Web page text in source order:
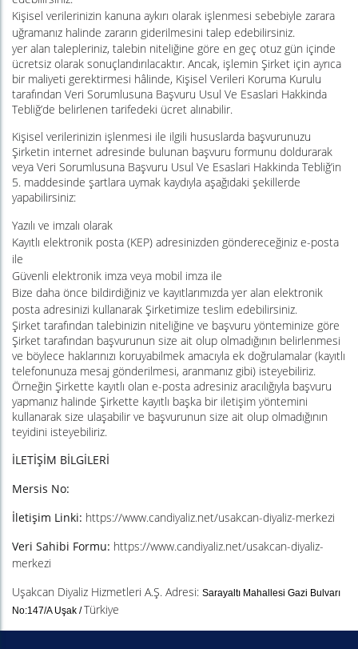
Kişisel verilerinizin kanuna aykırı olarak işlenmesi sebebiyle zarara
uğramanız halinde zararın giderilmesini talep edebilirsiniz.
yer alan talepleriniz, talebin niteliğine göre en geç otuz gün içinde
ücretsiz olarak sonuçlandırılacaktır. Ancak, işlemin Şirket için ayrıca
bir maliyeti gerektirmesi hâlinde, Kişisel Verileri Koruma Kurulu
tarafından Veri Sorumlusuna Başvuru Usul Ve Esaslari Hakkinda
Tebliğ’de belirlenen tarifedeki ücret alınabilir.
Kişisel verilerinizin işlenmesi ile ilgili hususlarda başvurunuzu
Şirketin internet adresinde bulunan başvuru formunu doldurarak
veya Veri Sorumlusuna Başvuru Usul Ve Esaslari Hakkinda Tebliğ’in
5. maddesinde şartlara uymak kaydıyla aşağıdaki şekillerde
yapabilirsiniz:
Yazılı ve imzalı olarak
Kayıtlı elektronik posta (KEP) adresinizden göndereceğiniz e-posta
ile
Güvenli elektronik imza veya mobil imza ile
Bize daha önce bildirdiğiniz ve kayıtlarımızda yer alan elektronik
posta adresinizi kullanarak Şirketimize teslim edebilirsiniz.
Şirket tarafından talebinizin niteliğine ve başvuru yönteminize göre
Şirket tarafından başvurunun size ait olup olmadığının belirlenmesi
ve böylece haklarınızı koruyabilmek amacıyla ek doğrulamalar (kayıtlı
telefonunuza mesaj gönderilmesi, aranmanız gibi) isteyebiliriz.
Örneğin Şirkette kayıtlı olan e-posta adresiniz aracılığıyla başvuru
yapmanız halinde Şirkette kayıtlı başka bir iletişim yöntemini
kullanarak size ulaşabilir ve başvurunun size ait olup olmadığının
teyidini isteyebiliriz.
İLETİŞİM BİLGİLERİ
Mersis No:
İletişim Linki: https://www.candiyaliz.net/usakcan-diyaliz-merkezi
Veri Sahibi Formu: https://www.candiyaliz.net/usakcan-diyaliz-
merkezi
Uşakcan Diyaliz Hizmetleri A.Ş. Adresi: Sarayaltı Mahallesi Gazi Bulvarı
No:147/A Uşak /Türkiye